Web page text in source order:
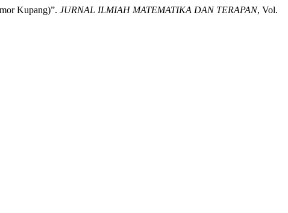
Kupang)”. JURNAL ILMIAH MATEMATIKA DAN TERAPAN, Vol.